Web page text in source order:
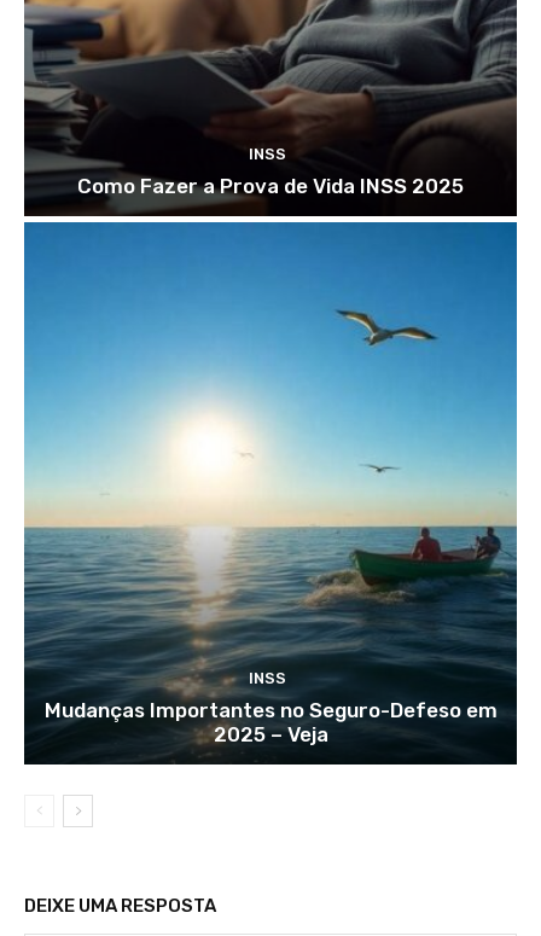
INSS
Como Fazer a Prova de Vida INSS 2025
INSS
Mudanças Importantes no Seguro-Defeso em
2025 – Veja
DEIXE UMA RESPOSTA